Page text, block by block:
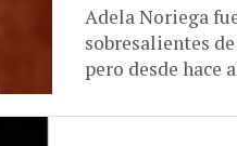
Adela Noriega
sobresalientes
pero desde hace